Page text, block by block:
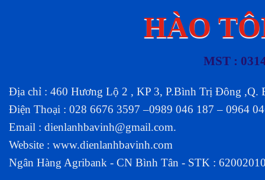
HÀO
MST :
Địa chỉ : 460 Hương Lộ 2 , KP 3, P.Bình Trị Đông ,Q.
Điện Thoại : 028 6676 3597 –0989 046 187 – 0964
Email : dienlanhbavinh@gmail.com.
Website : www.dienlanhbavinh.com
Ngân Hàng Agribank - CN Bình Tân - STK :